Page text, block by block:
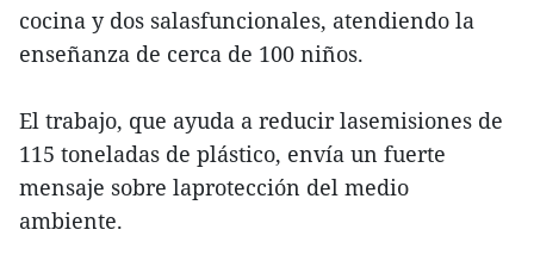
cocina y dos salasfuncionales, atendiendo la
enseñanza de cerca de 100 niños.
El trabajo, que ayuda a reducir lasemisiones de
115 toneladas de plástico, envía un fuerte
mensaje sobre laprotección del medio
ambiente.